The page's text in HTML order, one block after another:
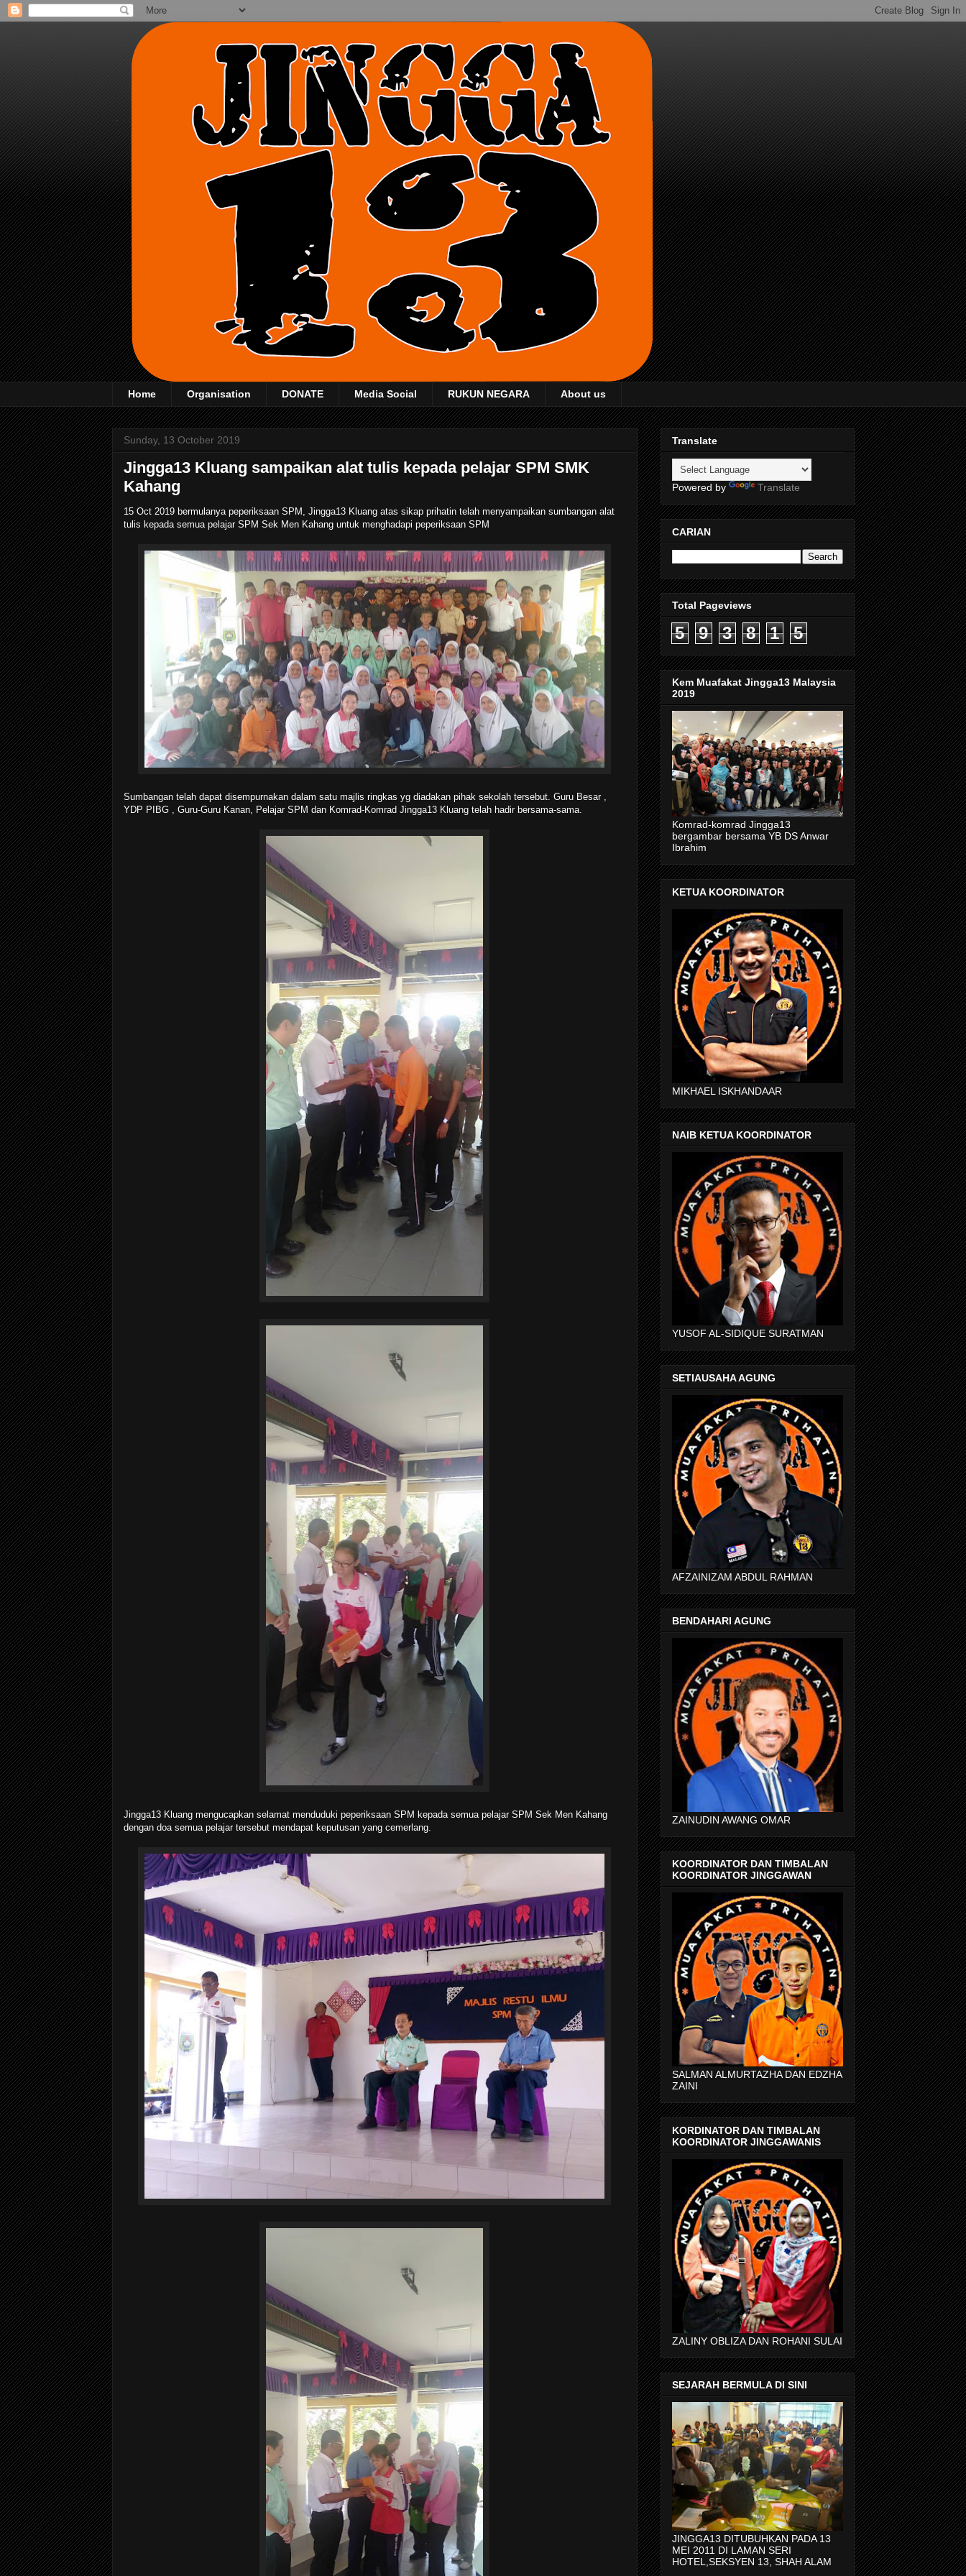
Home Organisation DONATE Media Social RUKUN NEGARA About us
Sunday, 13 October 2019
Jingga13 Kluang sampaikan alat tulis kepada pelajar SPM SMK
Kahang
15 Oct 2019 bermulanya peperiksaan SPM, Jingga13 Kluang atas sikap prihatin telah menyampaikan sumbangan alat
tulis kepada semua pelajar SPM Sek Men Kahang untuk menghadapi peperiksaan SPM
Sumbangan telah dapat disempurnakan dalam satu majlis ringkas yg diadakan pihak sekolah tersebut. Guru Besar ,
YDP PIBG , Guru-Guru Kanan, Pelajar SPM dan Komrad-Komrad Jingga13 Kluang telah hadir bersama-sama.
Jingga13 Kluang mengucapkan selamat menduduki peperiksaan SPM kepada semua pelajar SPM Sek Men Kahang
dengan doa semua pelajar tersebut mendapat keputusan yang cemerlang.
Translate
Powered by Translate
CARIAN
Total Pageviews
5 9 3 8 1 5
Kem Muafakat Jingga13 Malaysia
2019
Komrad-komrad Jingga13
bergambar bersama YB DS Anwar
Ibrahim
KETUA KOORDINATOR
MIKHAEL ISKHANDAAR
NAIB KETUA KOORDINATOR
YUSOF AL-SIDIQUE SURATMAN
SETIAUSAHA AGUNG
AFZAINIZAM ABDUL RAHMAN
BENDAHARI AGUNG
ZAINUDIN AWANG OMAR
KOORDINATOR DAN TIMBALAN
KOORDINATOR JINGGAWAN
SALMAN ALMURTAZHA DAN EDZHA
ZAINI
KORDINATOR DAN TIMBALAN
KOORDINATOR JINGGAWANIS
ZALINY OBLIZA DAN ROHANI SULAI
SEJARAH BERMULA DI SINI
JINGGA13 DITUBUHKAN PADA 13
MEI 2011 DI LAMAN SERI
HOTEL,SEKSYEN 13, SHAH ALAM